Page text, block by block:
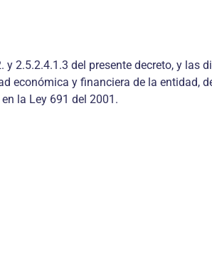
2.5.2.4.1.3 del presente decreto, y las
económica y financiera de la entidad,
la Ley 691 del 2001.